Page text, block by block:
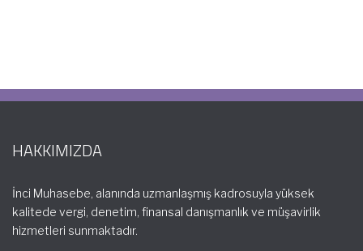
HAKKIMIZDA
İnci Muhasebe, alanında uzmanlaşmış kadrosuyla yüksek
kalitede vergi, denetim, finansal danışmanlık ve müşavirlik
hizmetleri sunmaktadır.